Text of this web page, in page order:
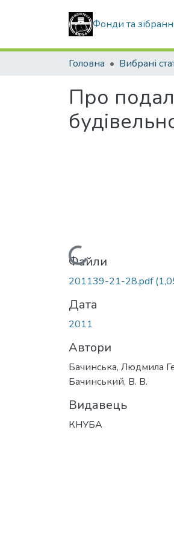
Фонди та
Головна
Про
Вантажиться...
Файли
201139-21-28.pdf
Дата
2011
Автори
Бачинська, Людмила
Бачинський, В. В.
Видавець
КНУБА